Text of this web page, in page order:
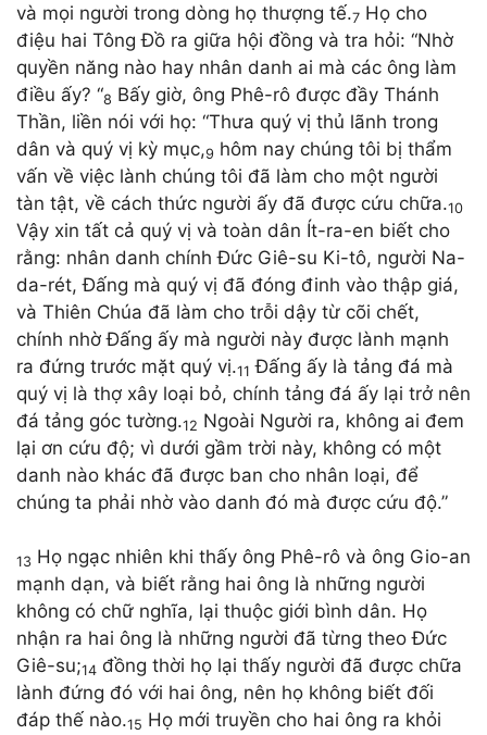
và mọi người trong dòng họ thượng tế.7 Họ cho
điệu hai Tông Đồ ra giữa hội đồng và tra hỏi: “Nhờ
quyền năng nào hay nhân danh ai mà các ông làm
điều ấy? “8 Bấy giờ, ông Phê-rô được đầy Thánh
Thần, liền nói với họ: “Thưa quý vị thủ lãnh trong
dân và quý vị kỳ mục,9 hôm nay chúng tôi bị thẩm
vấn về việc lành chúng tôi đã làm cho một người
tàn tật, về cách thức người ấy đã được cứu chữa.10
Vậy xin tất cả quý vị và toàn dân Ít-ra-en biết cho
rằng: nhân danh chính Đức Giê-su Ki-tô, người Na-
da-rét, Đấng mà quý vị đã đóng đinh vào thập giá,
và Thiên Chúa đã làm cho trỗi dậy từ cõi chết,
chính nhờ Đấng ấy mà người này được lành mạnh
ra đứng trước mặt quý vị.11 Đấng ấy là tảng đá mà
quý vị là thợ xây loại bỏ, chính tảng đá ấy lại trở nên
đá tảng góc tường.12 Ngoài Người ra, không ai đem
lại ơn cứu độ; vì dưới gầm trời này, không có một
danh nào khác đã được ban cho nhân loại, để
chúng ta phải nhờ vào danh đó mà được cứu độ.”
13 Họ ngạc nhiên khi thấy ông Phê-rô và ông Gio-an
mạnh dạn, và biết rằng hai ông là những người
không có chữ nghĩa, lại thuộc giới bình dân. Họ
nhận ra hai ông là những người đã từng theo Đức
Giê-su;14 đồng thời họ lại thấy người đã được chữa
lành đứng đó với hai ông, nên họ không biết đối
đáp thế nào.15 Họ mới truyền cho hai ông ra khỏi